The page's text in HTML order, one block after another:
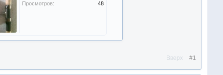
Просмотров:
48
#1
Вверх